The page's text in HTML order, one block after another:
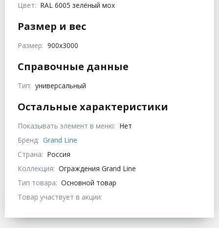
Цвет: RAL 6005 зелёный мох
Размер и вес
Размер: 900х3000
Справочные данные
Тип: универсальный
Остальные характеристики
Показывать элемент в меню: Нет
Бренд: Grand Line
Страна: Россия
Коллекция: Ограждения Grand Line
Тип товара: Основной товар
Товар участвует в акции: